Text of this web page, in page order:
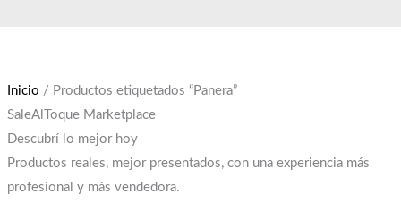
Inicio / Productos etiquetados “Panera”
SaleAlToque Marketplace
Descubrí lo mejor hoy
Productos reales, mejor presentados, con una experiencia más
profesional y más vendedora.
era:
$12,000.
es:
$10,000.